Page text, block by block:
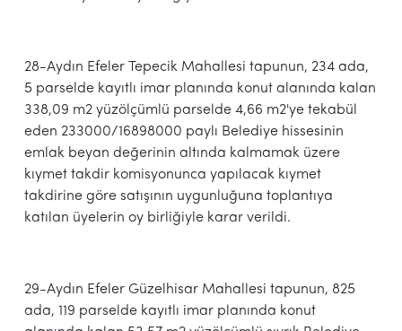
28-Aydın Efeler Tepecik Mahallesi tapunun, 234 ada,
5 parselde kayıtlı imar planında konut alanında kalan
338,09 m2 yüzölçümlü parselde 4,66 m2'ye tekabül
eden 233000/16898000 paylı Belediye hissesinin
emlak beyan değerinin altında kalmamak üzere
kıymet takdir komisyonunca yapılacak kıymet
takdirine göre satışının uygunluğuna toplantıya
katılan üyelerin oy birliğiyle karar verildi.
29-Aydın Efeler Güzelhisar Mahallesi tapunun, 825
ada, 119 parselde kayıtlı imar planında konut